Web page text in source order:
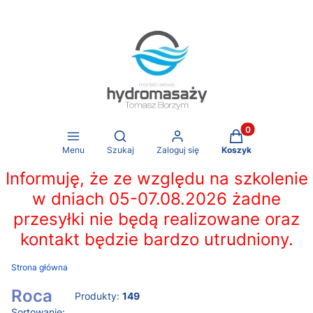
Menu
Otwórz wyszukiwarkę
Szukaj Zaloguj się
Produkty w
Koszyk
Informuję, że ze względu na szkolenie
w dniach 05-07.08.2026 żadne
przesyłki nie będą realizowane oraz
kontakt będzie bardzo utrudniony.
Strona główna
Roca Produkty: 149